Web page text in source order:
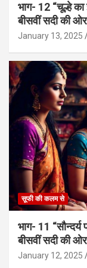
भाग- 12 “चूल्हे
बीसवीं सदी की
January 13, 2025
सूफी की कलम से
भाग- 11
बीसवीं सदी की
January 12, 2025